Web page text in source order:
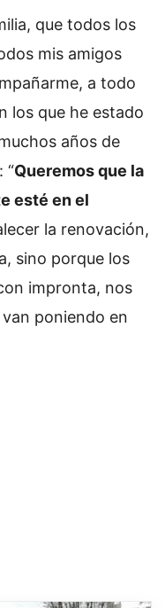
que todos los
mis amigos
a todo
los que he estado
años de
“Queremos que la
esté en el
la renovación,
sino porque los
impronta, nos
poniendo en